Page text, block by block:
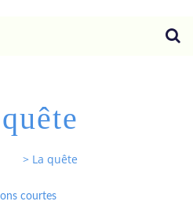
> La quête
courtes